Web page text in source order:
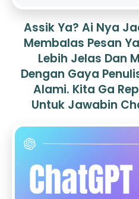
Assik Ya? Ai Nya
Membalas Pesan
Lebih Jelas Dan
Dengan Gaya
Alami. Kita Ga
Untuk Jawabin